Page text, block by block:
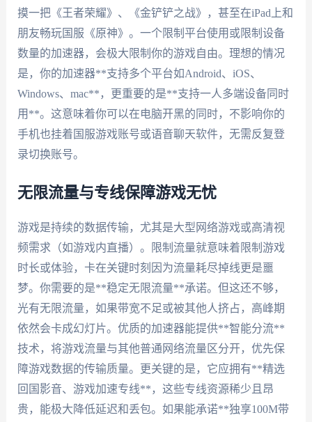
摸一把《王者荣耀》、《金铲铲之战》，甚至在iPad上和
朋友畅玩国服《原神》。一个限制平台使用或限制设备
数量的加速器，会极大限制你的游戏自由。理想的情况
是，你的加速器**支持多个平台如Android、iOS、
Windows、mac**，更重要的是**支持一人多端设备同时
用**。这意味着你可以在电脑开黑的同时，不影响你的
手机也挂着国服游戏账号或语音聊天软件，无需反复登
录切换账号。
无限流量与专线保障游戏无忧
游戏是持续的数据传输，尤其是大型网络游戏或高清视
频需求（如游戏内直播）。限制流量就意味着限制游戏
时长或体验，卡在关键时刻因为流量耗尽掉线更是噩
梦。你需要的是**稳定无限流量**承诺。但这还不够，
光有无限流量，如果带宽不足或被其他人挤占，高峰期
依然会卡成幻灯片。优质的加速器能提供**智能分流**
技术，将游戏流量与其他普通网络流量区分开，优先保
障游戏数据的传输质量。更关键的是，它应拥有**精选
回国影音、游戏加速专线**，这些专线资源稀少且昂
贵，能极大降低延迟和丢包。如果能承诺**独享100M带